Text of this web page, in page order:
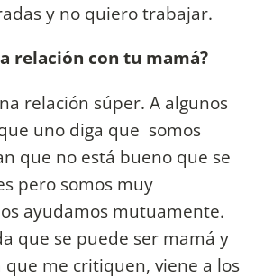
y no quiero trabajar.
relación con tu mamá?
relación súper. A algunos
uno diga que somos
que no está bueno que se
pero somos muy
ayudamos mutuamente.
que se puede ser mamá y
que me critiquen, viene a los